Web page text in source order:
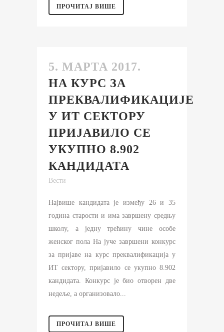
ПРОЧИТАЈ ВИШЕ
5. МАРТА 2017.
НА КУРС ЗА
ПРЕКВАЛИФИКАЦИЈЕ
У ИТ СЕКТОРУ
ПРИЈАВИЛО СЕ
УКУПНО 8.902
КАНДИДАТА
Вести
Највише кандидата је између 26 и 35
година старости и има завршену средњу
школу, а једну трећину чине особе
женског пола На јуче завршени конкурс
за пријаве на курс преквалификација у
ИТ сектору, пријавило се укупно 8.902
кандидата. Конкурс је био отворен две
недеље, а организовало...
ПРОЧИТАЈ ВИШЕ